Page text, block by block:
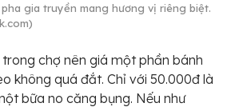
gia truyền mang hương vị riêng biệt.
chợ nên giá một phần bánh
không quá đắt. Chỉ với 50.000đ là
bữa no căng bụng. Nếu như